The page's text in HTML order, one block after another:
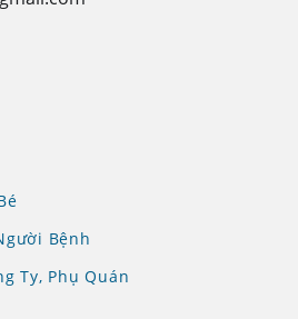
Bệnh
Ty, Phụ Quán